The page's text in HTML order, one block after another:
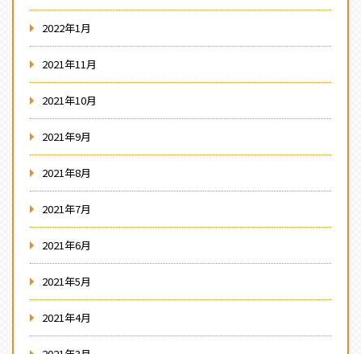
2022年1月
2021年11月
2021年10月
2021年9月
2021年8月
2021年7月
2021年6月
2021年5月
2021年4月